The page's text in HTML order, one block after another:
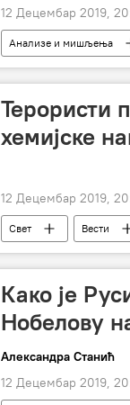
12 Децембар 2019,
Анализе и мишљења
Терористи
хемијске
12 Децембар 2019,
Свет Вести
Како је
Нобелову
Александра Станић
12 Децембар 2019,